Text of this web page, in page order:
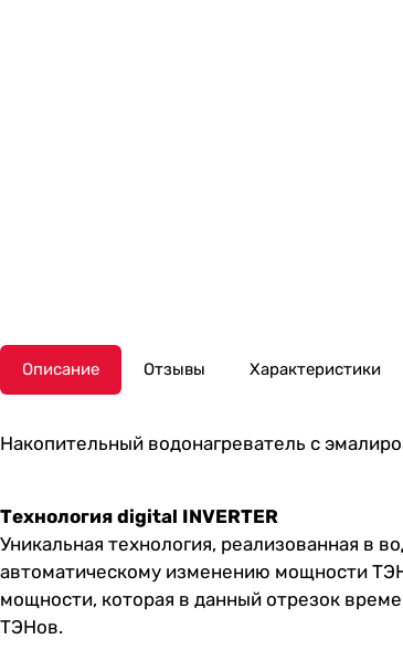
Описание Отзывы Характеристики
Накопительный водонагреватель с
Технология digital INVERTER
Уникальная технология, реализованная в
автоматическому изменению мощности
мощности, которая в данный отрезок
ТЭНов.